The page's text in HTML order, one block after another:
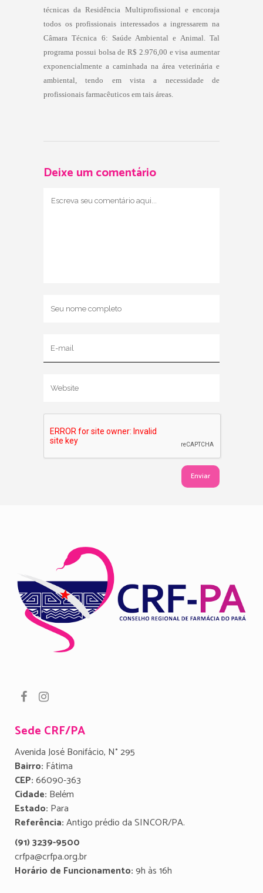
técnicas da Residência Multiprofissional e encoraja
todos os profissionais interessados a ingressarem na
Câmara Técnica 6: Saúde Ambiental e Animal. Tal
programa possui bolsa de R$ 2.976,00 e visa aumentar
exponencialmente a caminhada na área veterinária e
ambiental, tendo em vista a necessidade de
profissionais farmacêuticos em tais áreas.
Deixe um comentário
Sede CRF/PA
Avenida José Bonifácio, N° 295
Bairro: Fátima
CEP:66090-363
Cidade: Belém
Estado: Para
Referência:Antigo prédio da SINCOR/PA.
(91) 3239-9500
crfpa@crfpa.org.br
Horário de Funcionamento:9h às 16h